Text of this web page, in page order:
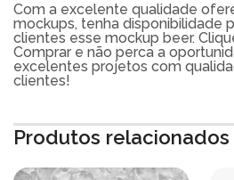
Com a excelente qualidade
mockups, tenha disponibilidade
clientes esse mockup beer.
Comprar e não perca a
excelentes projetos com
clientes!
Produtos relacionados